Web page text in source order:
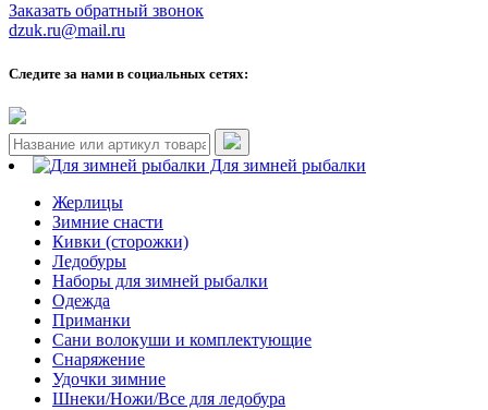
Заказать обратный звонок
dzuk.ru@mail.ru
Следите за нами в социальных сетях:
Для зимней рыбалки
Жерлицы
Зимние снасти
Кивки (сторожки)
Ледобуры
Наборы для зимней рыбалки
Одежда
Приманки
Сани волокуши и комплектующие
Снаряжение
Удочки зимние
Шнеки/Ножи/Все для ледобура